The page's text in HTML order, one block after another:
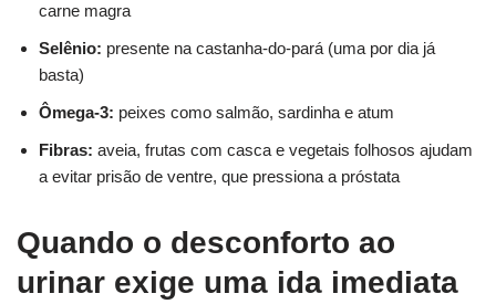
carne magra
Selênio: presente na castanha-do-pará (uma por dia já
basta)
Ômega-3: peixes como salmão, sardinha e atum
Fibras: aveia, frutas com casca e vegetais folhosos ajudam
a evitar prisão de ventre, que pressiona a próstata
Quando o desconforto ao
urinar exige uma ida imediata